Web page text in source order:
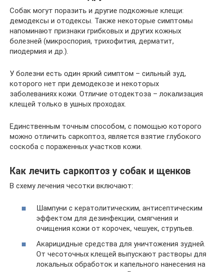
Собак могут поразить и другие подкожные клещи:
демодексы и отодексы. Также некоторые симптомы
напоминают признаки грибковых и других кожных
болезней (микроспория, трихофития, дерматит,
пиодермия и др.).
У болезни есть один яркий симптом – сильный зуд,
которого нет при демодекозе и некоторых
заболеваниях кожи. Отличие отодектоза – локализация
клещей только в ушных проходах.
Единственным точным способом, с помощью которого
можно отличить саркоптоз, является взятие глубокого
соскоба с пораженных участков кожи.
Как лечить саркоптоз у собак и щенков
В схему лечения чесотки включают:
Шампуни с кератолитическим, антисептическим
эффектом для дезинфекции, смягчения и
очищения кожи от корочек, чешуек, струпьев.
Акарицидные средства для уничтожения зудней.
От чесоточных клещей выпускают растворы для
локальных обработок и капельного нанесения на